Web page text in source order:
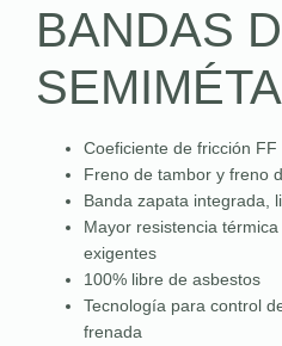
BANDAS
Coeficiente de fricción FF
Freno de tambor y freno
Banda zapata integrada,
Mayor resistencia
exigentes
100% libre de asbestos
Tecnología para control
frenada